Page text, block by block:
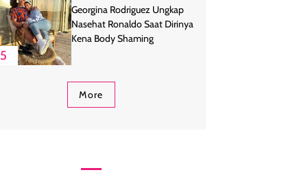
5
Georgina Rodriguez Ungkap
Nasehat Ronaldo Saat Dirinya
Kena Body Shaming
More